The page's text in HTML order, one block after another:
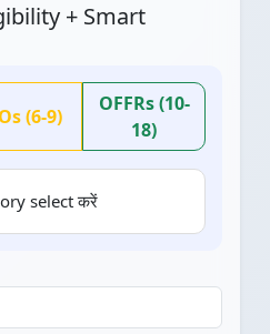
+ Smart
(6-9)
OFFRs (10-
18)
select करें